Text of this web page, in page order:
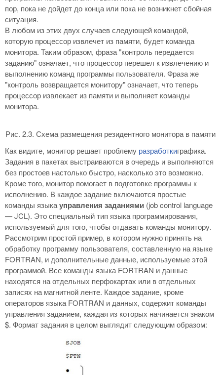
пор, пока не дойдет до конца или пока не возникнет сбойная
ситуация.
В любом из этих двух случаев следующей командой,
которую процессор извлечет из памяти, будет команда
монитора. Таким образом, фраза "контроль передается
заданию" означает, что процессор перешел к извлечению и
выполнению команд программы пользователя. Фраза же
"контроль возвращается монитору" означает, что теперь
процессор извлекает из памяти и выполняет команды
монитора.
Рис. 2.3. Схема размещения резидентного монитора в памяти
Как видите, монитор решает проблему разработкиграфика.
Задания в пакетах выстраиваются в очередь и выполняются
без простоев настолько быстро, насколько это возможно.
Кроме того, монитор помогает в подготовке программы к
исполнению. В каждое задание включаются простые
команды языкауправления заданиями (job control language
— JCL). Это специальный тип языка программирования,
используемый для того, чтобы отдавать команды монитору.
Рассмотрим простой пример, в котором нужно принять на
обработку программу пользователя, составленную на языке
FORTRAN, и дополнительные данные, используемые этой
программой. Все команды языка FORTRAN и данные
находятся на отдельных перфокартах или в отдельных
записях на магнитной ленте. Каждое задание, кроме
операторов языка FORTRAN и данных, содержит команды
управления заданием, каждая из которых начинается знаком
$. Формат задания в целом выглядит следующим образом: